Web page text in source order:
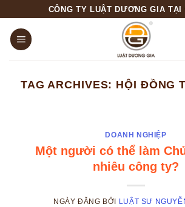
content
CÔNG TY LUẬT DƯƠNG GIA TẠI
TAG ARCHIVES: HỘI ĐỒNG
DOANH NGHIỆP
Một người có thể làm
nhiêu công ty?
NGÀY ĐĂNG BỞI LUẬT SƯ